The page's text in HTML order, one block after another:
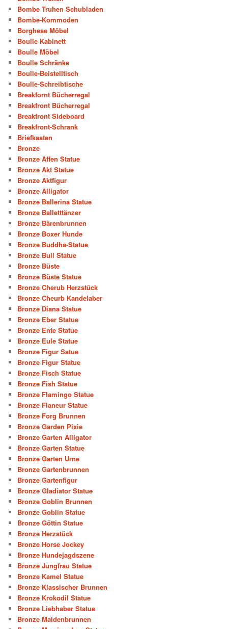
Bombe Truhen Schubladen
Bombe-Kommoden
Borghese Möbel
Boulle Kabinett
Boulle Möbel
Boulle Schränke
Boulle-Beistelltisch
Boulle-Schreibtische
Breakfornt Bücherregal
Breakfront Bücherregal
Breakfront Sideboard
Breakfront-Schrank
Briefkasten
Bronze
Bronze Affen Statue
Bronze Akt Statue
Bronze Aktfigur
Bronze Alligator
Bronze Ballerina Statue
Bronze Balletttänzer
Bronze Bärenbrunnen
Bronze Boxer Hunde
Bronze Buddha-Statue
Bronze Bull Statue
Bronze Büste
Bronze Büste Statue
Bronze Cherub Herzstück
Bronze Cheurb Kandelaber
Bronze Diana Statue
Bronze Eber Statue
Bronze Ente Statue
Bronze Eule Statue
Bronze Figur Satue
Bronze Figur Statue
Bronze Fisch Statue
Bronze Fish Statue
Bronze Flamingo Statue
Bronze Flaneur Statue
Bronze Forg Brunnen
Bronze Garden Pixie
Bronze Garten Alligator
Bronze Garten Statue
Bronze Garten Urne
Bronze Gartenbrunnen
Bronze Gartenfigur
Bronze Gladiator Statue
Bronze Goblin Brunnen
Bronze Goblin Statue
Bronze Göttin Statue
Bronze Herzstück
Bronze Horse Jockey
Bronze Hundejagdszene
Bronze Jungfrau Statue
Bronze Kamel Statue
Bronze Klassischer Brunnen
Bronze Krokodil Statue
Bronze Liebhaber Statue
Bronze Maidenbrunnen